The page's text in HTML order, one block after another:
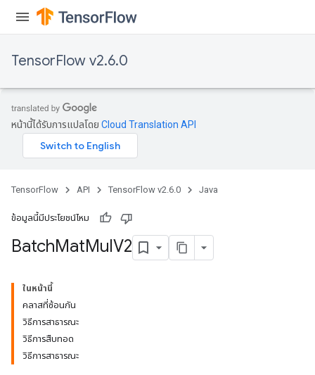
TensorFlow v2.6.0
หน้านี้ได้รับการแปลโดย Cloud Translation API
TensorFlow API TensorFlow v2.6.0 Java
ข้อมูลนี้มีประโยชน์ไหม
BatchMatMulV2
ในหน้านี้
คลาสที่ซ้อนกัน
วิธีการสาธารณะ
วิธีการสืบทอด
วิธีการสาธารณะ